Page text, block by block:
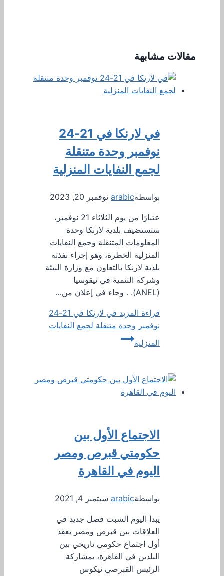
مقالات مشابهة
في لارنكا في 21-24
نوفمبر وحدة متنقلة
لجمع النفايات المنزلية
بواسطةarabic نوفمبر 20, 2023
عتبارًا من يوم الثلاثاء 21 نوفمبر،
ستستضيف بلدية لارنكا وحدة
المعلومات المتنقلة وجمع النفايات
المنزلية الخطرة، وهو إجراء نفذته
بلدية لارنكا بالتعاون مع وزارة البيئة
وشركة التنمية في نيقوسيا
(ANEL). . وجاء في إعلان من…
قراءة المزيد
في لارنكا في 21-24
نوفمبر وحدة متنقلة لجمع النفايات
المنزلية
الاجتماع الأول بين
حكومتي قبرص ومصر
اليوم في القاهرة
بواسطةarabic سبتمبر 4, 2021
يبدأ اليوم السبت فصل جديد في
العلاقات بين قبرص ومصر بعقد
أول اجتماع حكومي تاريخي بين
البلدين في القاهرة، بمشاركة
الرئيس القبرصي نيكوس